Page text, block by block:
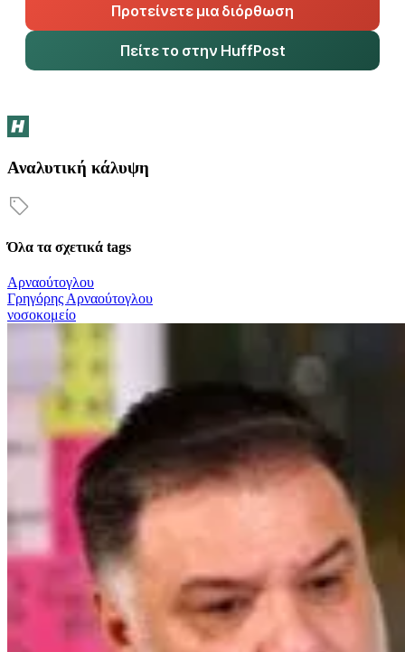
Προτείνετε μια διόρθωση
Πείτε το στην HuffPost
Αναλυτική κάλυψη
Όλα τα σχετικά tags
Αρναούτογλου
Γρηγόρης Αρναούτογλου
νοσοκομείο